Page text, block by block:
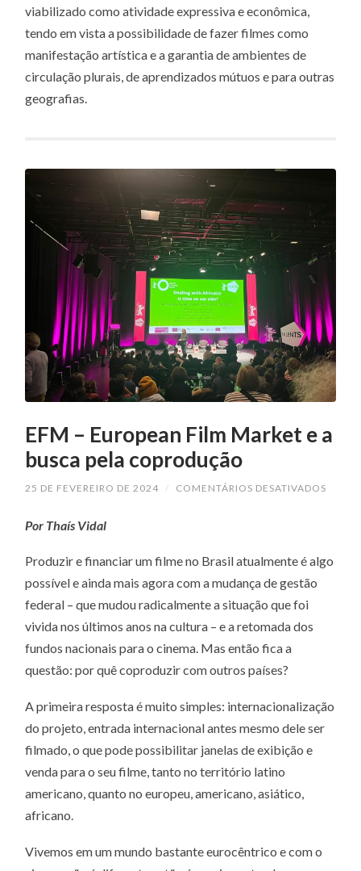
viabilizado como atividade expressiva e econômica,
tendo em vista a possibilidade de fazer filmes como
manifestação artística e a garantia de ambientes de
circulação plurais, de aprendizados mútuos e para outras
geografias.
EFM – European Film Market e a
busca pela coprodução
25 DE FEVEREIRO DE 2024 / COMENTÁRIOS DESATIVADOS
E
Por Thaís Vidal
Produzir e financiar um filme no Brasil atualmente é algo
possível e ainda mais agora com a mudança de gestão
federal – que mudou radicalmente a situação que foi
vivida nos últimos anos na cultura – e a retomada dos
fundos nacionais para o cinema. Mas então fica a
questão: por quê coproduzir com outros países?
A primeira resposta é muito simples: internacionalização
do projeto, entrada internacional antes mesmo dele ser
filmado, o que pode possibilitar janelas de exibição e
venda para o seu filme, tanto no território latino
americano, quanto no europeu, americano, asiático,
africano.
Vivemos em um mundo bastante eurocêntrico e com o